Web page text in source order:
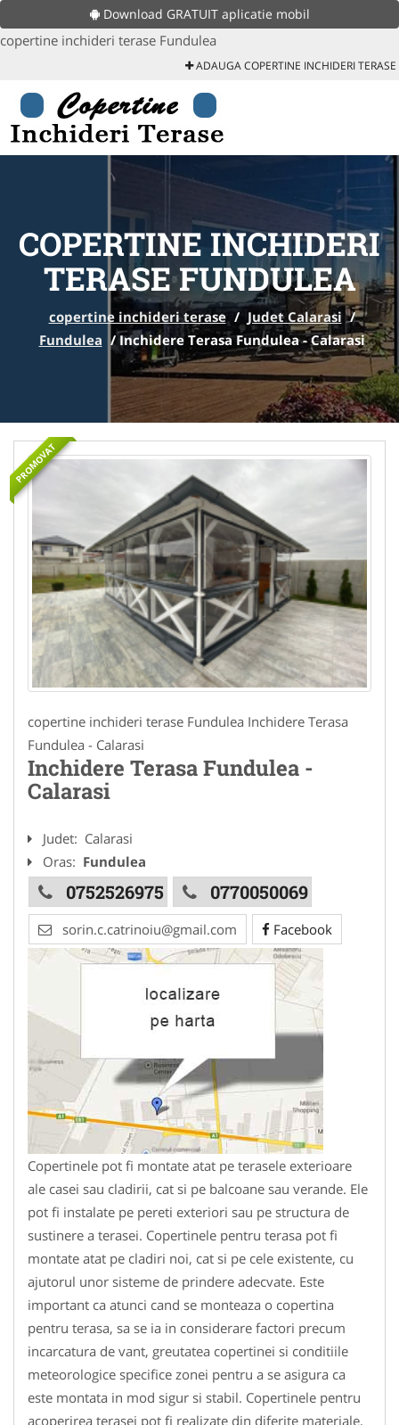
Download GRATUIT aplicatie mobil
copertine inchideri terase Fundulea
ADAUGA COPERTINE INCHIDERI TERASE
COPERTINE INCHIDERI
TERASE FUNDULEA
copertine inchideri terase / Judet Calarasi /
Fundulea /Inchidere Terasa Fundulea - Calarasi
PROMOVAT
copertine inchideri terase Fundulea Inchidere Terasa
Fundulea - Calarasi
Inchidere Terasa Fundulea -
Calarasi
Judet: Calarasi
Oras: Fundulea
0752526975 0770050069
sorin.c.catrinoiu@gmail.com Facebook
Copertinele pot fi montate atat pe terasele exterioare
ale casei sau cladirii, cat si pe balcoane sau verande. Ele
pot fi instalate pe pereti exteriori sau pe structura de
sustinere a terasei. Copertinele pentru terasa pot fi
montate atat pe cladiri noi, cat si pe cele existente, cu
ajutorul unor sisteme de prindere adecvate. Este
important ca atunci cand se monteaza o copertina
pentru terasa, sa se ia in considerare factori precum
incarcatura de vant, greutatea copertinei si conditiile
meteorologice specifice zonei pentru a se asigura ca
este montata in mod sigur si stabil. Copertinele pentru
acoperirea terasei pot fi realizate din diferite materiale,